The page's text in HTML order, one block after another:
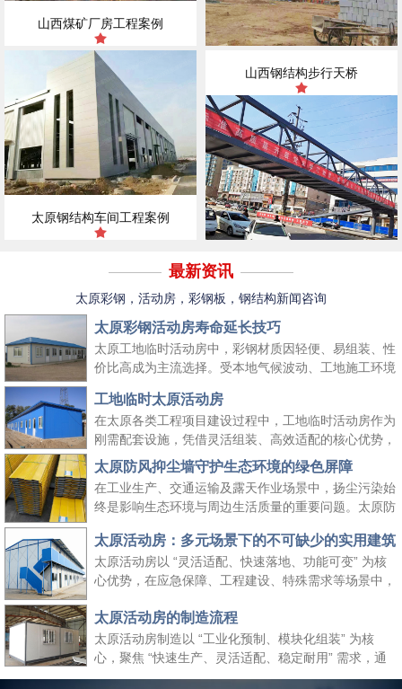
山西煤矿厂房工程案例
太原钢结构车间工程案例
山西钢结构步行天桥
最新资讯
太原彩钢，活动房，彩钢板，钢结构新闻咨询
太原彩钢活动房寿命延长技巧
太原工地临时活动房中，彩钢材质因轻便、易组装、性
价比高成为主流选择。受本地气候波动、工地施工环境
握科学的养护方法，既能延长其使用周期、降低工地周
转成本，又能保障太原工地临时活动房的使用安全，适
配长期施工场景需求。
工地临时太原活动房
在太原各类工程项目建设过程中，工地临时活动房作为
刚需配套设施，凭借灵活组装、高效适配的核心优势，
成为保障施工团队生活与工作的重要空间载体。它既能
快速响应工地临时空间需求，又能适配太原本地气候与
施工场景特点，为工程项目顺利推进提供坚实支撑，同
时契合绿色施工、高效管控的行业理念。
太原防风抑尘墙守护生态环境的绿色屏障
在工业生产、交通运输及露天作业场景中，扬尘污染始
终是影响生态环境与周边生活质量的重要问题。太原防
学的结构设计与实用性能，成为各行各业管控扬尘、践
行绿色发展理念的关键选择，为生态保护与生产安全筑
起双重防线。
太原活动房：多元场景下的不可缺少的实用建筑
太原活动房以 “灵活适配、快速落地、功能可变” 为核
心优势，在应急保障、工程建设、特殊需求等场景中，
决了 “临时使用” 的便捷性需求，更填补了传统建筑在
时效性、灵活性与经济性上的空白，是现代社会应对多
元需求的重要建筑补充。
太原活动房的制造流程
太原活动房制造以 “工业化预制、模块化组装” 为核
心，聚焦 “快速生产、灵活适配、稳定耐用” 需求，通
过标准化流程把控各环节，确保成品满足临时办公、居